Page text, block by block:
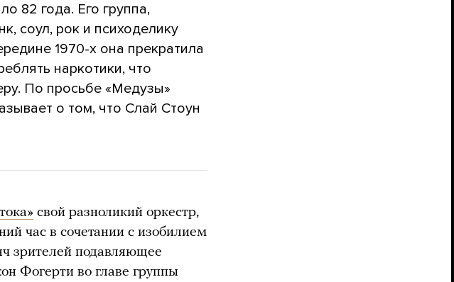
82 года. Его группа,
соул, рок и психоделику
1970-х она прекратила
наркотики, что
По просьбе «Медузы»
о том, что Слай Стоун
свой разноликий оркестр,
час в сочетании с изобилием
зрителей подавляющее
Фогерти во главе группы